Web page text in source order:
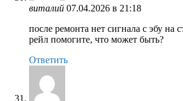
виталий 07.04.2026 в 21:18
после ремонта нет сигнала с эбу на
рейл помогите, что может быть?
Ответить